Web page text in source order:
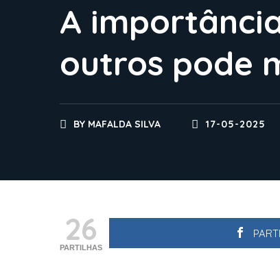
A
outros pode
BY MAFALDA SILVA 17-05-2025
26
PARTILHAS